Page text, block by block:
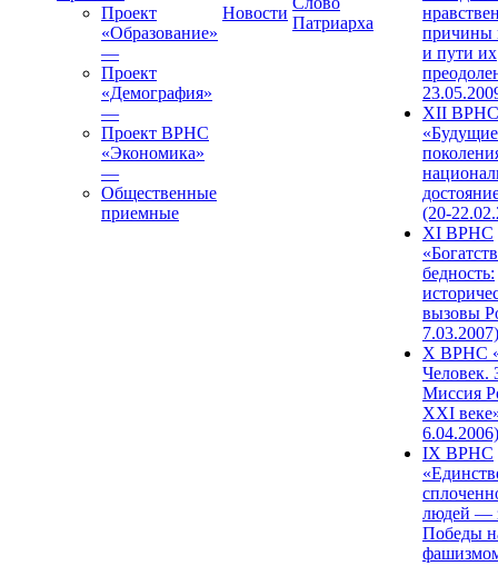
Проект
«Образование»
—
Проект
«Демография»
—
Проект ВРНС
«Экономика»
—
Общественные
приемные
Новости
Патриарха
причины
и пути их
XII ВРНС
«Будущие
(20-
XI ВРНС
бедность:
вызовы
7.03.2007)
X ВРНС
Человек.
Миссия
XXI
6.04.2006)
IX ВРНС
людей —
Победы